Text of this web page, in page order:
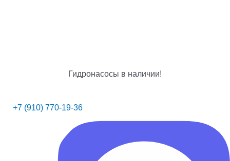
Гидронасосы в наличии!
+7 (910) 770-19-36